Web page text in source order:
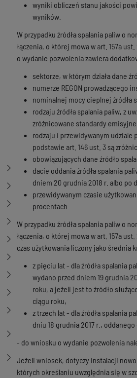
wyniki obliczeń stanu jakości
wyników.
W przypadku źródła spalania paliw o
łączenia, o której mowa w art. 157a
o wydanie pozwolenia zawiera
sektorze, w którym działa dane
numerze REGON prowadzącego
nominalnej mocy cieplnej źródła
rodzaju źródła spalania paliw, z
zróżnicowane standardy
rodzaju i przewidywanym udziale
podstawie art. 146 ust. 3 są
obowiązujących dane źródło
dacie oddania źródła spalania
dniem 20 grudnia 2018 r. albo po
przewidywanym czasie
procentach
W przypadku źródła spalania paliw o
łączenia, o której mowa w art. 157a
czas użytkowania liczony jako średnia
z pięciu lat - dla źródła spalania
wydano przed dniem 19 grudnia
roku, a jeżeli jest to źródło
ciągu roku,
z trzech lat - dla źródła spalania
dniu 18 grudnia 2017 r.,
- do wniosku o wydanie pozwolenia
Jeżeli wniosek, dotyczy instalacji
których określaniu uwzględnia się w